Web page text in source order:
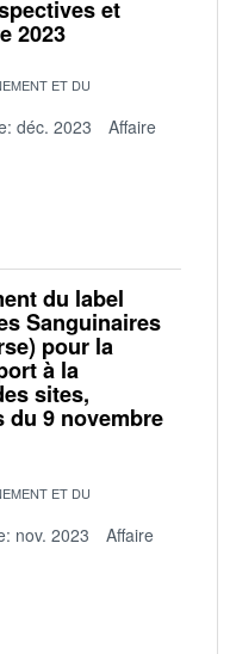
et
2023
ET DU
déc. 2023
Affaire
du label
Sanguinaires
pour la
à la
sites,
du 9 novembre
ET DU
nov. 2023
Affaire